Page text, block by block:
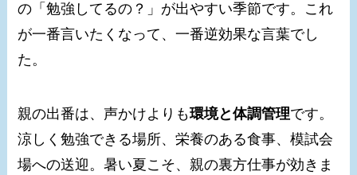
の「勉強してるの？」が出やすい季節です。これ
が一番言いたくなって、一番逆効果な言葉でし
た。
親の出番は、声かけよりも環境と体調管理です。
涼しく勉強できる場所、栄養のある食事、模試会
場への送迎。暑い夏こそ、親の裏方仕事が効きま